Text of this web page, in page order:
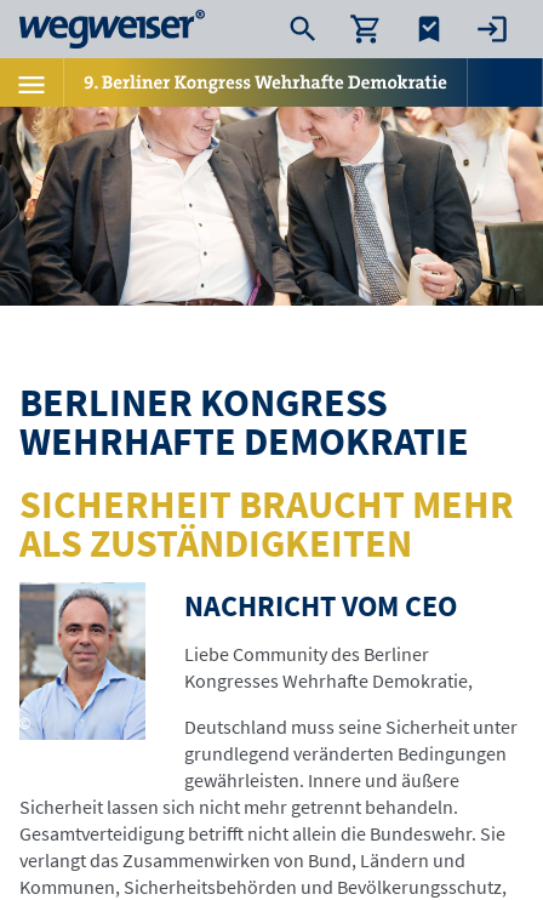
BERLINER KONGRESS
WEHRHAFTE DEMOKRATIE
SICHERHEIT BRAUCHT MEHR
ALS ZUSTÄNDIGKEITEN
©
NACHRICHT VOM CEO
Liebe Community des Berliner
Kongresses Wehrhafte Demokratie,
Deutschland muss seine Sicherheit unter
grundlegend veränderten Bedingungen
gewährleisten. Innere und äußere
Sicherheit lassen sich nicht mehr getrennt behandeln.
Gesamtverteidigung betrifft nicht allein die Bundeswehr. Sie
verlangt das Zusammenwirken von Bund, Ländern und
Kommunen, Sicherheitsbehörden und Bevölkerungsschutz,